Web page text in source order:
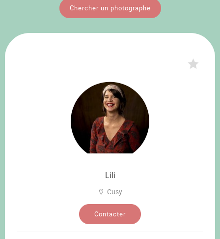
Chercher un photographe
Lili
Cusy
Contacter